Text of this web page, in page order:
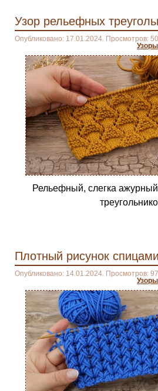
Узор рельефных
Опубликовано: 17.01.2024. Просмотров:
Рельефный, слегка
Плотный рисунок спицами
Опубликовано: 14.01.2024. Просмотров: